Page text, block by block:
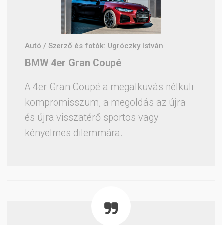
Autó / Szerző és fotók: Ugróczky István
BMW 4er Gran Coupé
A 4er Gran Coupé a megalkuvás nélküli
kompromisszum, a megoldás az újra
és újra visszatérő sportos vagy
kényelmes dilemmára.